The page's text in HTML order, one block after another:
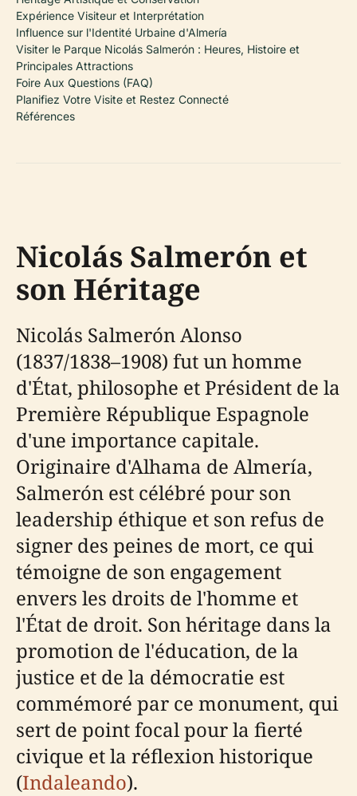
Expérience Visiteur et Interprétation
Influence sur l'Identité Urbaine d'Almería
Visiter le Parque Nicolás Salmerón : Heures, Histoire et
Principales Attractions
Foire Aux Questions (FAQ)
Planifiez Votre Visite et Restez Connecté
Références
Nicolás Salmerón et
son Héritage
Nicolás Salmerón Alonso
(1837/1838–1908) fut un homme
d'État, philosophe et Président de la
Première République Espagnole
d'une importance capitale.
Originaire d'Alhama de Almería,
Salmerón est célébré pour son
leadership éthique et son refus de
signer des peines de mort, ce qui
témoigne de son engagement
envers les droits de l'homme et
l'État de droit. Son héritage dans la
promotion de l'éducation, de la
justice et de la démocratie est
commémoré par ce monument, qui
sert de point focal pour la fierté
civique et la réflexion historique
(Indaleando).